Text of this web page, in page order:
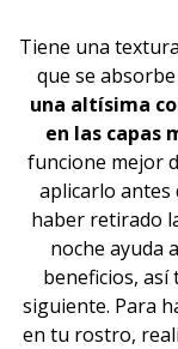
Tiene una
que se
una altísima
en las capas
funcione mejor
aplicarlo antes
haber retirado
noche ayuda
beneficios, así
siguiente. Para
en tu rostro,